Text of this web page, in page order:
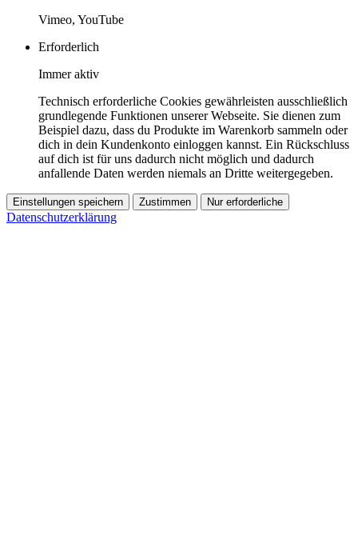
Vimeo, YouTube
Erforderlich
Immer aktiv
Technisch erforderliche Cookies gewährleisten ausschließlich
grundlegende Funktionen unserer Webseite. Sie dienen zum
Beispiel dazu, dass du Produkte im Warenkorb sammeln oder
dich in dein Kundenkonto einloggen kannst. Ein Rückschluss
auf dich ist für uns dadurch nicht möglich und dadurch
anfallende Daten werden niemals an Dritte weitergegeben.
Einstellungen speichern Zustimmen Nur erforderliche
Datenschutzerklärung